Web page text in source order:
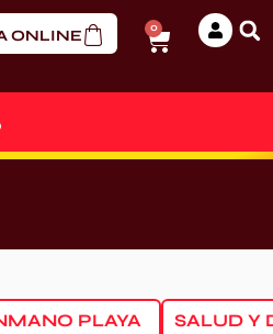
ONLINE 0
PLAYA SALUD Y